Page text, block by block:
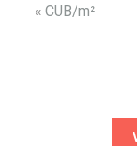
« CUB/m²